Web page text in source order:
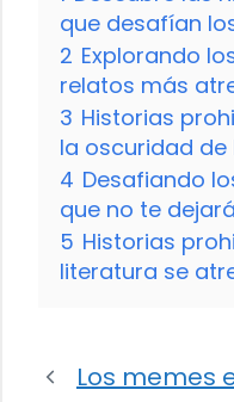
que desafían
2 Explorando
relatos más
3 Historias
la oscuridad
4 Desafiando
que no te
5 Historias
literatura se
Los memes